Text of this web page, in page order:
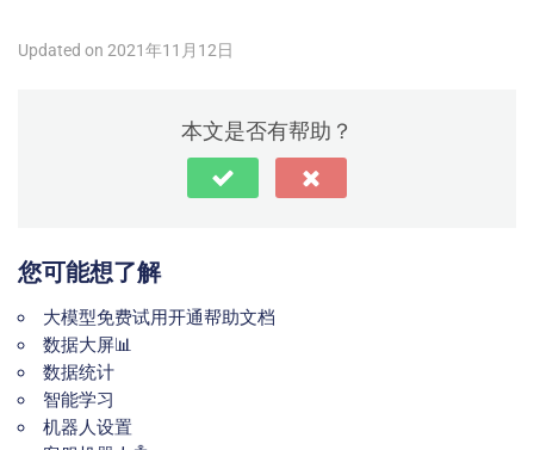
Updated on 2021年11月12日
本文是否有帮助？
您可能想了解
大模型免费试用开通帮助文档
数据大屏📊
数据统计
智能学习
机器人设置